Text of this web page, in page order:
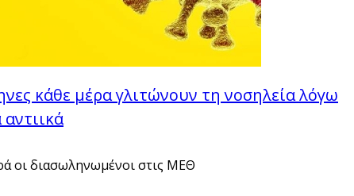
κάθε μέρα γλιτώνουν τη νοσηλεία λόγω
οι διασωληνωμένοι στις ΜΕΘ